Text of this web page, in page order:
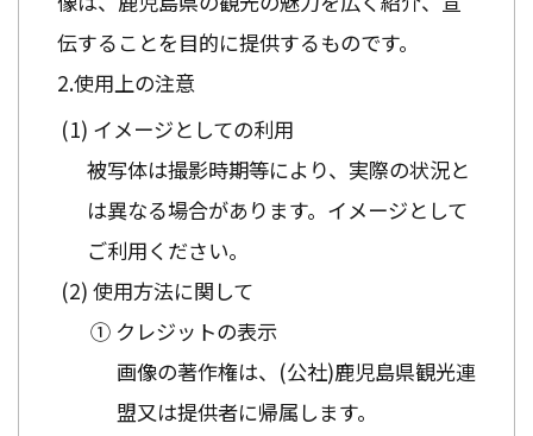
伝することを目的に提供するものです。
使用上の注意
イメージとしての利用
被写体は撮影時期等により、実際の状況と
は異なる場合があります。イメージとして
ご利用ください。
使用方法に関して
① クレジットの表示
画像の著作権は、(公社)鹿児島県観光連
盟又は提供者に帰属します。